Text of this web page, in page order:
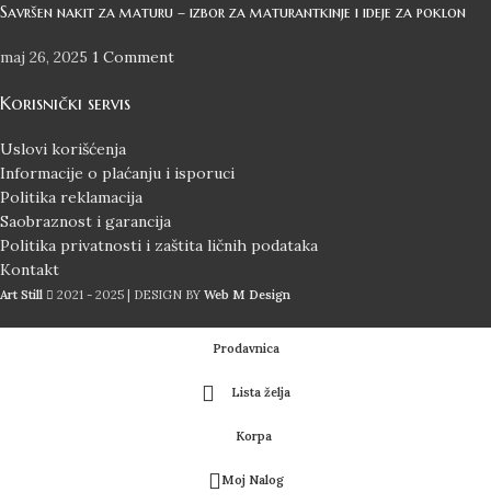
Savršen nakit za maturu – izbor za maturantkinje i ideje za poklon
maj 26, 2025 1 Comment
Korisnički servis
Uslovi korišćenja
Informacije o plaćanju i isporuci
Politika reklamacija
Saobraznost i garancija
Politika privatnosti i zaštita ličnih podataka
Kontakt
Art Still 2021 - 2025 | DESIGN BY Web M Design
Prodavnica
Lista želja
Korpa
Moj Nalog